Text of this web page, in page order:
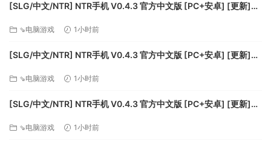
[SLG/中文/NTR] NTR手机 V0.4.3 官方中文版 [PC+安卓] [更新]
⇘电脑游戏 1小时前
[SLG/中文/NTR] NTR手机 V0.4.3 官方中文版 [PC+安卓] [更新]
⇘电脑游戏 1小时前
[SLG/中文/NTR] NTR手机 V0.4.3 官方中文版 [PC+安卓] [更新]
⇘电脑游戏 1小时前